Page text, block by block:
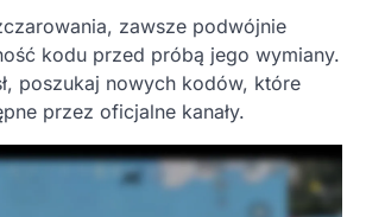
zawsze podwójnie
kodu przed próbą jego wymiany.
poszukaj nowych kodów, które
przez oficjalne kanały.